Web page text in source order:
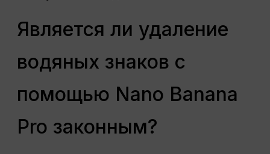
Является ли удаление
водяных знаков с
помощью Nano Banana
Pro законным?